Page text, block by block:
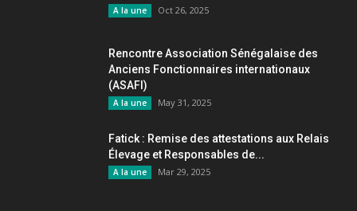
A la une Oct 26, 2025
Rencontre Association Sénégalaise des
Anciens Fonctionnaires internationaux
(ASAFI)
A la une May 31, 2025
Fatick : Remise des attestations aux Relais
Élevage et Responsables de...
A la une Mar 29, 2025